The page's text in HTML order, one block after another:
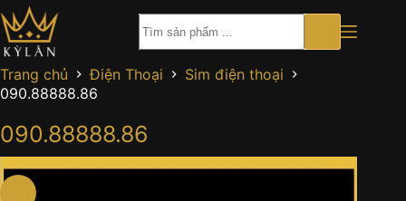
Chuyển
đến
phần
nội
dung
Trang chủ Điện Thoại
Sim điện thoại
090.88888.86
090.88888.86